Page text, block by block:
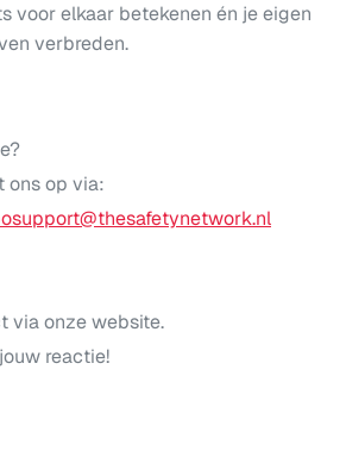
voor elkaar betekenen én je eigen
verbreden.
ons op via:
via onze website.
reactie!